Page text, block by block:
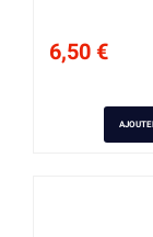
6,50 €